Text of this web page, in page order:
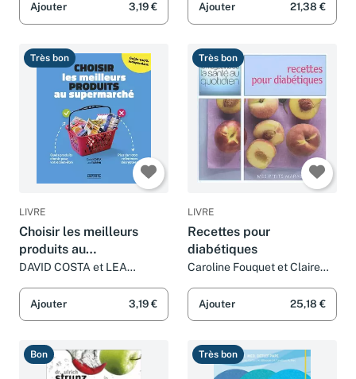
Ajouter 3,19 € Ajouter 21,38 €
Très bon
LIVRE
Choisir les meilleurs
produits au
supermarché: Quels
votre bien-être - plus de
1000 références
DAVID COSTA et LEA
Ajouter 3,19 €
Très bon
LIVRE
Recettes pour
diabétiques
Caroline Fouquet et Claire
Ajouter 25,18 €
Bon Très bon